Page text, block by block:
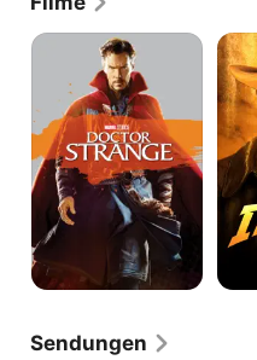
Doctor
und
das
Rad
des
Sendungen